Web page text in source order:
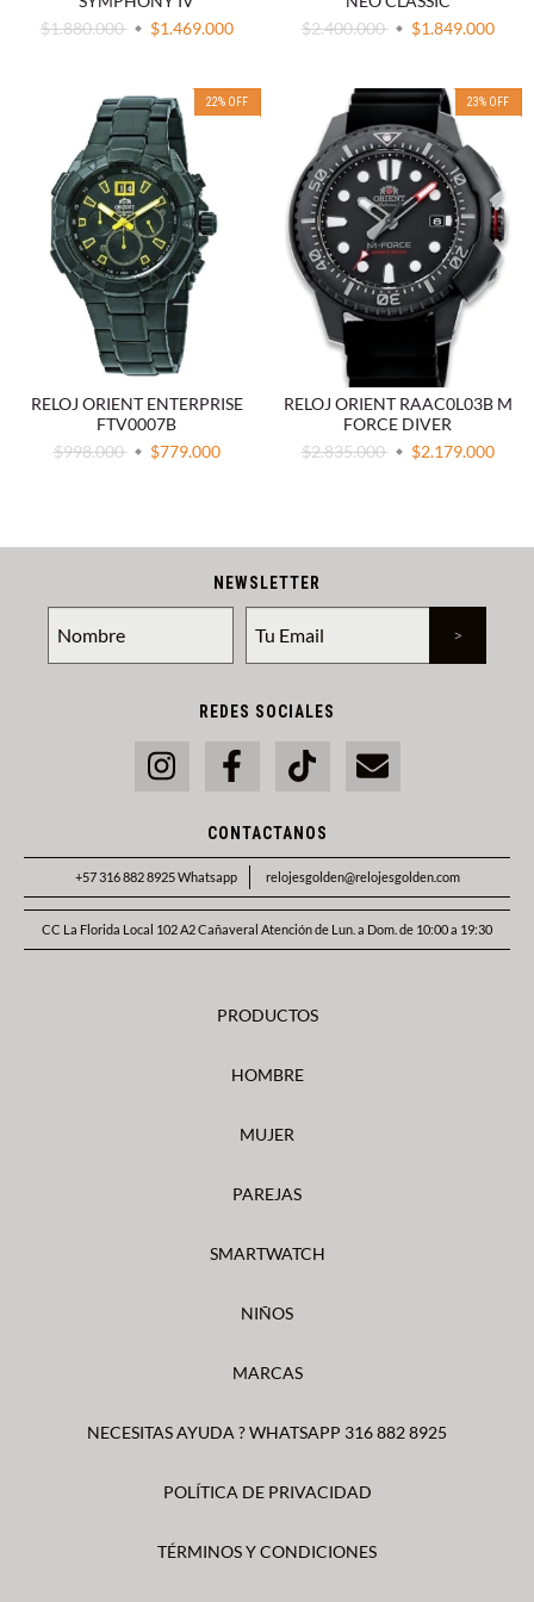
$1.880.000
$1.469.000
$2.400.000
$1.849.000
22% OFF
RELOJ ORIENT ENTERPRISE
FTV0007B
$998.000
$779.000
23% OFF
RELOJ ORIENT RAAC0L03B M
FORCE DIVER
$2.835.000
$2.179.000
NEWSLETTER
REDES SOCIALES
CONTACTANOS
+57 316 882 8925 Whatsapp relojesgolden@relojesgolden.com
CC La Florida Local 102 A2 Cañaveral Atención de Lun. a Dom. de 10:00 a 19:30
PRODUCTOS
HOMBRE
MUJER
PAREJAS
SMARTWATCH
NIÑOS
MARCAS
NECESITAS AYUDA ? WHATSAPP 316 882 8925
POLÍTICA DE PRIVACIDAD
TÉRMINOS Y CONDICIONES